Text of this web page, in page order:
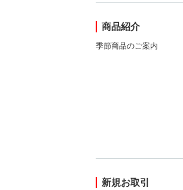
商品紹介
季節商品のご案内
新規お取引